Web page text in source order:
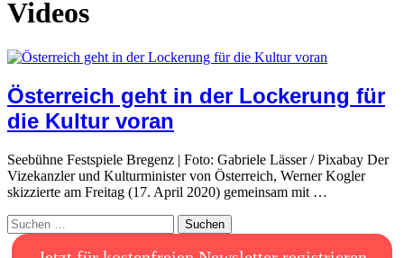
Videos
Österreich geht in der Lockerung für
die Kultur voran
Seebühne Festspiele Bregenz | Foto: Gabriele Lässer / Pixabay Der
Vizekanzler und Kulturminister von Österreich, Werner Kogler
skizzierte am Freitag (17. April 2020) gemeinsam mit …
Suchen
nach: